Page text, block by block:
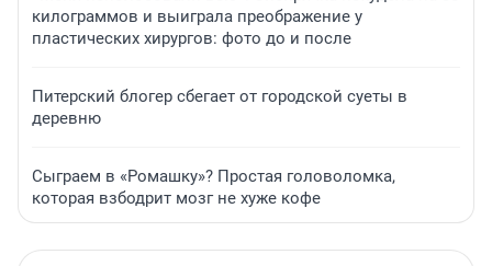
килограммов и выиграла преображение у
пластических хирургов: фото до и после
Питерский блогер сбегает от городской суеты в
деревню
Сыграем в «Ромашку»? Простая головоломка,
которая взбодрит мозг не хуже кофе